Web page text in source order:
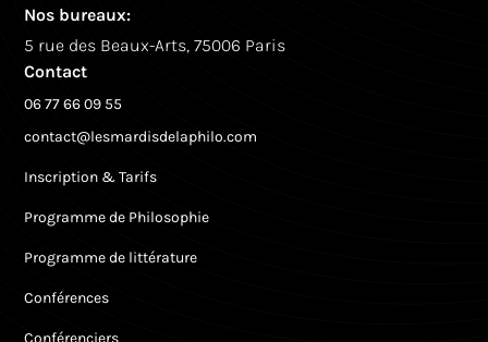
Nos bureaux:
5 rue des Beaux-Arts, 75006 Paris
Contact
06 77 66 09 55
contact@lesmardisdelaphilo.com
Inscription & Tarifs
Programme de Philosophie
Programme de littérature
Conférences